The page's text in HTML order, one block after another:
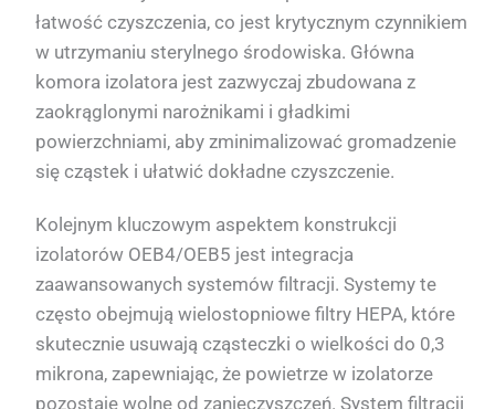
łatwość czyszczenia, co jest krytycznym czynnikiem
w utrzymaniu sterylnego środowiska. Główna
komora izolatora jest zazwyczaj zbudowana z
zaokrąglonymi narożnikami i gładkimi
powierzchniami, aby zminimalizować gromadzenie
się cząstek i ułatwić dokładne czyszczenie.
Kolejnym kluczowym aspektem konstrukcji
izolatorów OEB4/OEB5 jest integracja
zaawansowanych systemów filtracji. Systemy te
często obejmują wielostopniowe filtry HEPA, które
skutecznie usuwają cząsteczki o wielkości do 0,3
mikrona, zapewniając, że powietrze w izolatorze
pozostaje wolne od zanieczyszczeń. System filtracji